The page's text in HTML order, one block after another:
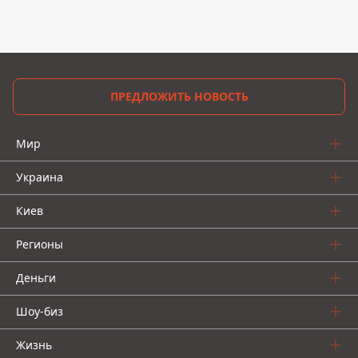
ПРЕДЛОЖИТЬ НОВОСТЬ
Мир
Украина
Киев
Регионы
Деньги
Шоу-биз
Жизнь